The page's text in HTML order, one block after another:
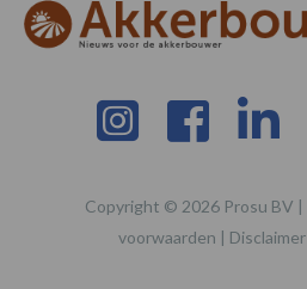
Copyright © 2026 Prosu BV |
voorwaarden | Disclaimer